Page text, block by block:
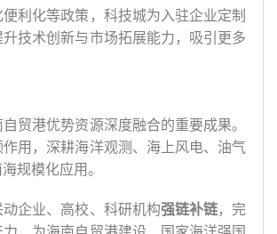
利化等政策，科技城为入驻企业定制
技术创新与市场拓展能力，吸引更多
贸港优势资源深度融合的重要成果。
用，深耕海洋观测、海上风电、油气
规模化应用。
企业、高校、科研机构强链补链，完